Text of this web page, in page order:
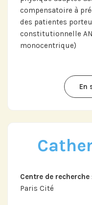
compensatoire à
des patientes
constitutionnelle
monocentrique)
En
Centre de recherche
Paris Cité
Abonnez-
LinkedIn pour
événements
l'Institut.